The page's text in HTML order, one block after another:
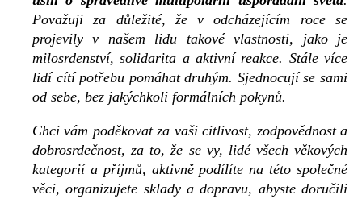
Považuji za důležité, že v odcházejícím roce se
projevily v našem lidu takové vlastnosti, jako je
milosrdenství, solidarita a aktivní reakce. Stále více
lidí cítí potřebu pomáhat druhým. Sjednocují se sami
od sebe, bez jakýchkoli formálních pokynů.
Chci vám poděkovat za vaši citlivost, zodpovědnost a
dobrosrdečnost, za to, že se vy, lidé všech věkových
kategorií a příjmů, aktivně podílíte na této společné
věci, organizujete sklady a dopravu, abyste doručili